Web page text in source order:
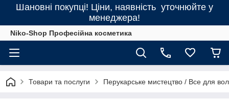
Шановні покупці! Ціни, наявність уточнюйте у
менеджера!
Niko-Shop Професійна косметика
Товари та послуги Перукарське мистецтво / Все для